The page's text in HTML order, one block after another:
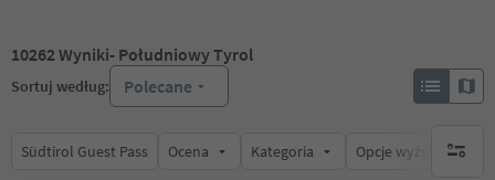
10262Wyniki- Południowy Tyrol
Sortuj według: Polecane
Südtirol Guest Pass Ocena Kategoria Opcje wyżywieniabrak